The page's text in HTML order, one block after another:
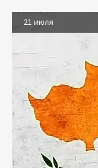
21 июля